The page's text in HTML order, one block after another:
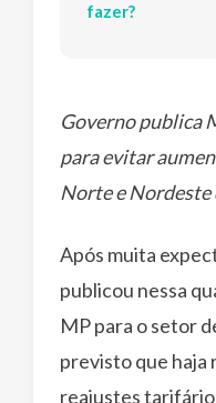
fazer?
Governo publica
para evitar
Norte e Nordeste
Após muita
publicou nessa
MP para o setor
previsto que haja
reajustes